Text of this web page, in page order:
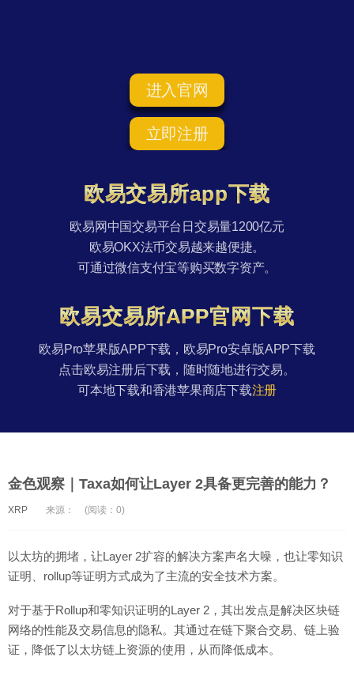
进入官网
立即注册
欧易交易所app下载
欧易网中国交易平台日交易量1200亿元
欧易OKX法币交易越来越便捷。
可通过微信支付宝等购买数字资产。
欧易交易所APP官网下载
欧易Pro苹果版APP下载，欧易Pro安卓版APP下载
点击欧易注册后下载，随时随地进行交易。
可本地下载和香港苹果商店下载注册
金色观察｜Taxa如何让Layer 2具备更完善的能力？
XRP 来源： (阅读：0)
以太坊的拥堵，让Layer 2扩容的解决方案声名大噪，也让零知识
证明、rollup等证明方式成为了主流的安全技术方案。
对于基于Rollup和零知识证明的Layer 2，其出发点是解决区块链
网络的性能及交易信息的隐私。其通过在链下聚合交易、链上验
证，降低了以太坊链上资源的使用，从而降低成本。